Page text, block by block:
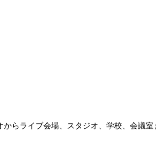
らライブ会場、スタジオ、学校、会議室